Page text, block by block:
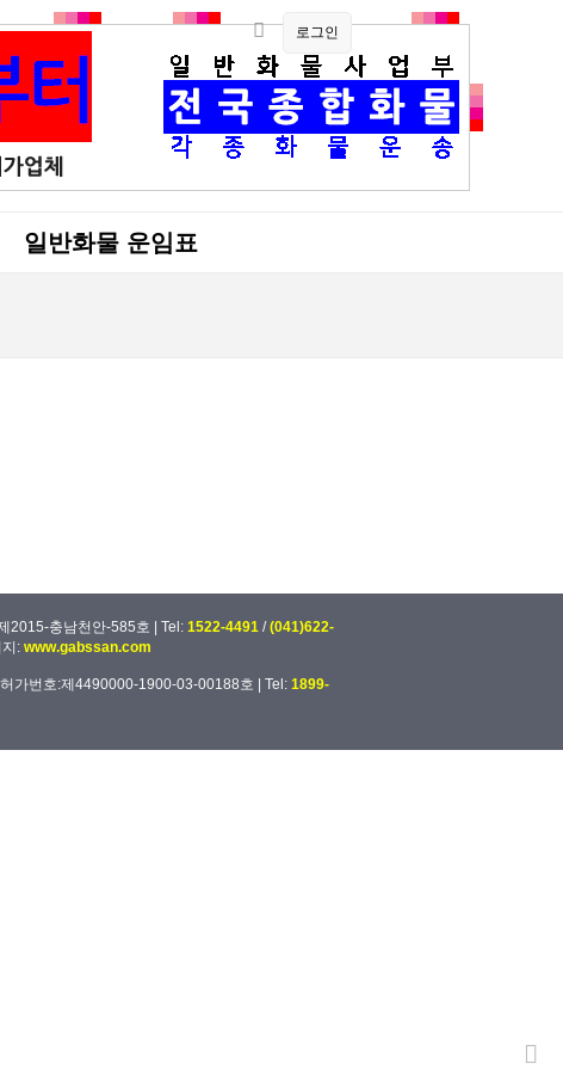
로그인
일반화물 운임표
2015-충남천안-585호 | Tel: 1522-4491 /(041)622-
: www.gabssan.com
가번호:제4490000-1900-03-00188호 | Tel: 1899-